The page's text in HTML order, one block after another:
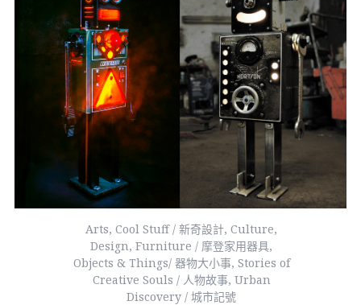
Arts,Cool Stuff / 新奇設計,Culture,
Design,Furniture / 摩登家用器具,
Objects & Things/ 器物大小事, Stories of
Creative Souls / 人物故事, Urban
Discovery / 城市記號